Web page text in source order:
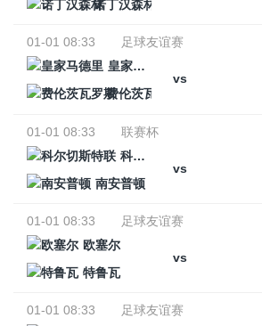
诺丁汉森林
01-01 08:33
足球友谊赛
皇家马德里
vs
费伦茨瓦罗斯
01-01 08:33
联赛杯
科尔切斯特联
vs
南安普顿
01-01 08:33
足球友谊赛
欧塞尔
vs
特鲁瓦
01-01 08:33
足球友谊赛